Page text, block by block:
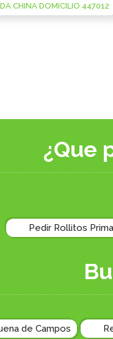
CHINA DOMICILIO 447012
¿Que
Pedir Rollitos
de Campos